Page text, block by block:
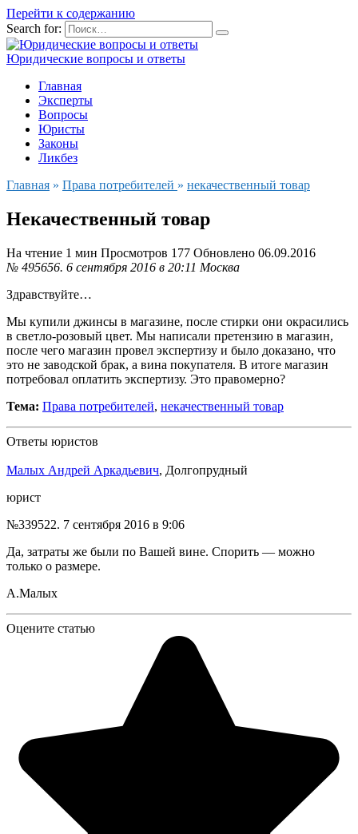
Перейти к содержанию
Search for:
Юридические вопросы и ответы
Главная
Эксперты
Вопросы
Юристы
Законы
Ликбез
Главная » Права потребителей » некачественный товар
Некачественный товар
На чтение 1 мин Просмотров 177 Обновлено 06.09.2016
№ 495656. 6 сентября 2016 в 20:11 Москва
Здравствуйте…
Мы купили джинсы в магазине, после стирки они окрасились
в светло-розовый цвет. Мы написали претензию в магазин,
после чего магазин провел экспертизу и было доказано, что
это не заводской брак, а вина покупателя. В итоге магазин
потребовал оплатить экспертизу. Это правомерно?
Тема: Права потребителей, некачественный товар
Ответы юристов
Малых Андрей Аркадьевич, Долгопрудный
юрист
№339522. 7 сентября 2016 в 9:06
Да, затраты же были по Вашей вине. Спорить — можно
только о размере.
А.Малых
Оцените статью